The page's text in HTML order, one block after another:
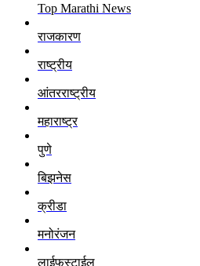
Top Marathi News
राजकारण
राष्ट्रीय
आंतरराष्ट्रीय
महाराष्ट्र
पुणे
बिझनेस
क्रीडा
मनोरंजन
लाईफस्टाईल